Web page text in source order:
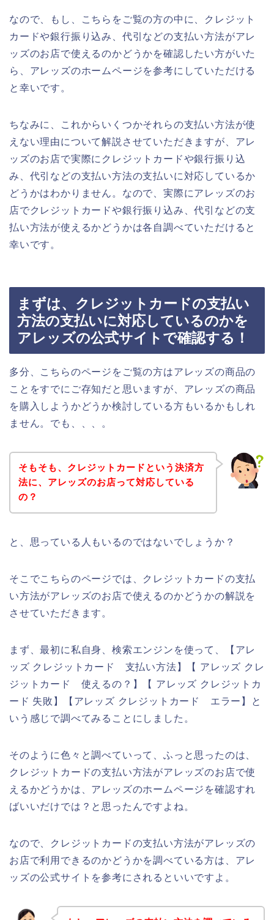
なので、もし、こちらをご覧の方の中に、クレジット
カードや銀行振り込み、代引などの支払い方法がアレ
ッズのお店で使えるのかどうかを確認したい方がいた
ら、アレッズのホームページを参考にしていただける
と幸いです。
ちなみに、これからいくつかそれらの支払い方法が使
えない理由について解説させていただきますが、アレ
ッズのお店で実際にクレジットカードや銀行振り込
み、代引などの支払い方法の支払いに対応しているか
どうかはわかりません。なので、実際にアレッズのお
店でクレジットカードや銀行振り込み、代引などの支
払い方法が使えるかどうかは各自調べていただけると
幸いです。
まずは、クレジットカードの支払い
方法の支払いに対応しているのかを
アレッズの公式サイトで確認する！
多分、こちらのページをご覧の方はアレッズの商品の
ことをすでにご存知だと思いますが、アレッズの商品
を購入しようかどうか検討している方もいるかもしれ
ません。でも、、、。
そもそも、クレジットカードという決済方
法に、アレッズのお店って対応している
の？
と、思っている人もいるのではないでしょうか？
そこでこちらのページでは、クレジットカードの支払
い方法がアレッズのお店で使えるのかどうかの解説を
させていただきます。
まず、最初に私自身、検索エンジンを使って、【アレ
ッズ クレジットカード 支払い方法】【 アレッズ クレ
ジットカード 使えるの？】【 アレッズ クレジットカ
ード 失敗】【アレッズ クレジットカード エラー】と
いう感じで調べてみることにしました。
そのように色々と調べていって、ふっと思ったのは、
クレジットカードの支払い方法がアレッズのお店で使
えるかどうかは、アレッズのホームページを確認すれ
ばいいだけでは？と思ったんですよね。
なので、クレジットカードの支払い方法がアレッズの
お店で利用できるのかどうかを調べている方は、アレ
ッズの公式サイトを参考にされるといいですよ。